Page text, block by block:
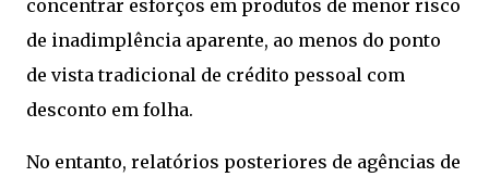
concentrar esforços em produtos de menor risco
de inadimplência aparente, ao menos do ponto
de vista tradicional de crédito pessoal com
desconto em folha.
No entanto, relatórios posteriores de agências de